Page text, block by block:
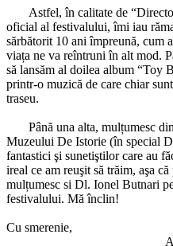
Astfel, în calitate de
oficial al festivalului, îmi iau
sărbătorit 10 ani împreună, cum
viața ne va reîntruni în alt mod.
să lansăm al doilea album “Toy
printr-o muzică de care chiar
traseu.
Până una alta, mulțumesc
Muzeului De Istorie (în special
fantastici şi sunetiştilor care au
ireal ce am reuşit să trăim, aşa
mulțumesc si Dl. Ionel Butnari
festivalului. Mă înclin!
Cu smerenie,